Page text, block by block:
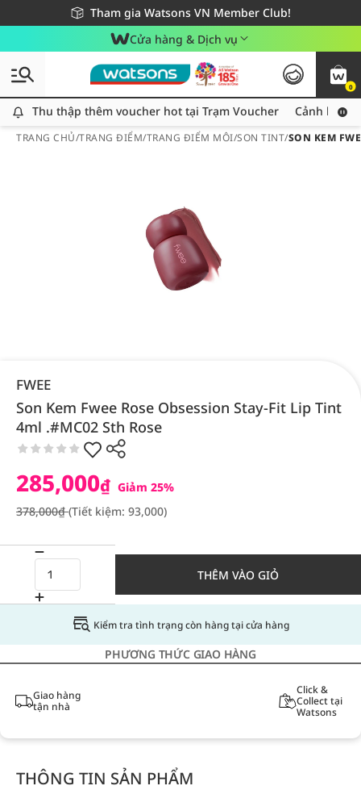
Tham gia Watsons VN Member Club!
Miễn phí giao hàng cho đơn hàng từ 249,000Đ
Giao hàng nhanh 24h - Áp dụng khu vực TP. Hồ Chí Minh
Cửa hàng & Dịch vụ
0
Thu thập thêm voucher hot tại Trạm Voucher
Thu thập thêm voucher hot tại Trạm Voucher Cảnh báo
TRANG CHỦ/TRANG ĐIỂM/TRANG ĐIỂM MÔI/SON TINT/SON KEM
FWEE
Son Kem Fwee Rose Obsession Stay-Fit Lip Tint
4ml .#MC02 Sth Rose
285,000₫ Giảm 25%
378,000₫(Tiết kiệm: 93,000)
THÊM VÀO GIỎ
Kiểm tra tình trạng còn hàng tại cửa hàng
PHƯƠNG THỨC GIAO HÀNG
Giao hàng
tận nhà
Click &
Collect tại
Watsons
THÔNG TIN SẢN PHẨM